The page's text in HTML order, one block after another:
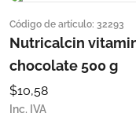
Código de artículo: 32293
Nutricalcin
chocolate 500 g
$10,58
Inc. IVA
1. eucerin
.
4.